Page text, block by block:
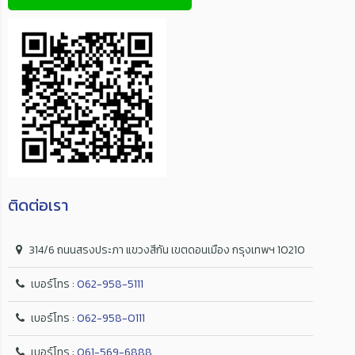
ติดต่อเรา
314/6 ถนนสรงประภา แขวงสีกัน เขตดอนเมือง กรุงเทพฯ 10210
เบอร์โทร :062-958-5111
เบอร์โทร :062-958-0111